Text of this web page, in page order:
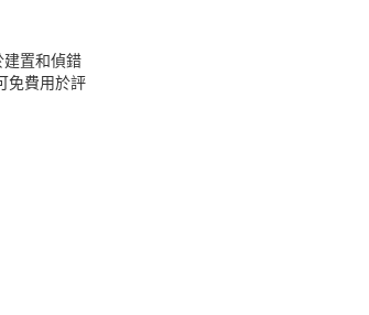
建置和偵錯
免費用於評